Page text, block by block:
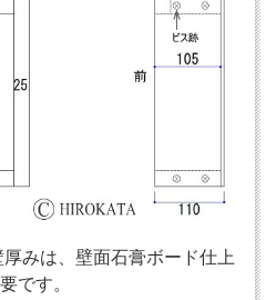
みは、壁面石膏ボード仕上
です。